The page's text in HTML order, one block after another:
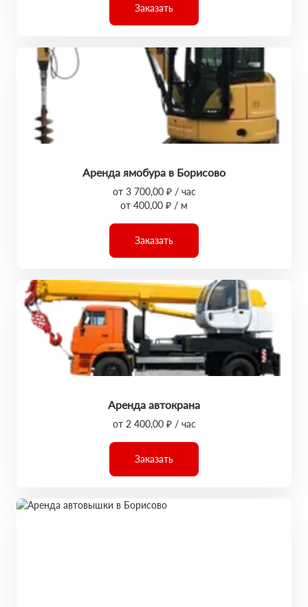
Заказать
Аренда ямобура в Борисово
от 3 700,00 ₽ / час
от 400,00 ₽ / м
Заказать
Аренда автокрана
от 2 400,00 ₽ / час
Заказать